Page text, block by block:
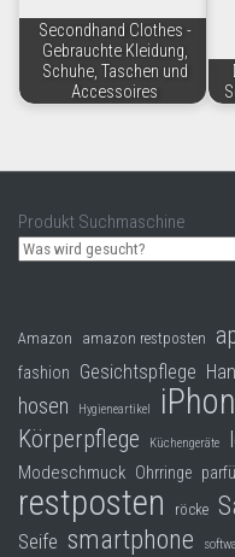
Secondhand Clothes -
Gebrauchte Kleidung,
Schuhe, Taschen und
Accessoires
Produkt Suchmaschine
Amazon amazon restposten
fashion Gesichtspflege
hosen Hygieneartikel
Körperpflege Küchengeräte
Modeschmuck Ohrringe
restposten röcke
Seife smartphone